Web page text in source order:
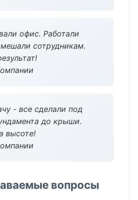
офис. Работали
сотрудникам.
- все сделали под
до крыши.
высоте!
вопросы